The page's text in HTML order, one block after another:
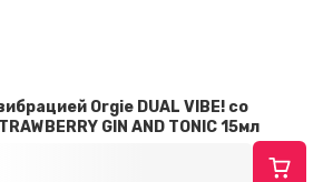
Orgie DUAL VIBE! со
GIN AND TONIC 15мл